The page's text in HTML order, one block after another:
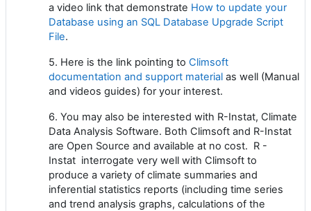
a video link that demonstrate How to update your
Database using an SQL Database Upgrade Script
File.
5. Here is the link pointing to Climsoft
documentation and support material as well (Manual
and videos guides) for your interest.
6. You may also be interested with R-Instat, Climate
Data Analysis Software. Both Climsoft and R-Instat
are Open Source and available at no cost. R -
Instat interrogate very well with Climsoft to
produce a variety of climate summaries and
inferential statistics reports (including time series
and trend analysis graphs, calculations of the